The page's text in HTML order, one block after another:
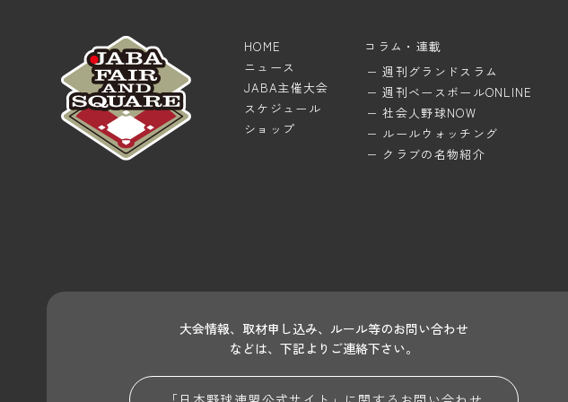
HOME
ニュース
JABA主催大会
スケジュール
ショップ
コラム・連載
週刊グランドスラム
週刊ベースボールONLINE
社会人野球NOW
ルールウォッチング
クラブの名物紹介
大会情報、取材申し込み、ルール等のお問い合わせ
などは、下記よりご連絡下さい。